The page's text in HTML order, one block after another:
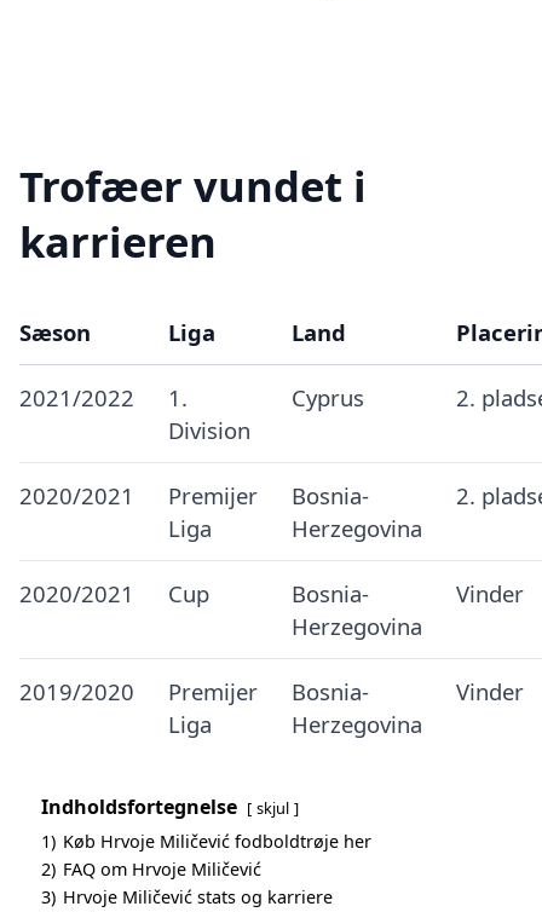
Trofæer vundet i
karrieren
Sæson Liga Land
2021/2022
1.
Division
Cyprus 2.
2020/2021
Premijer
Liga
Bosnia-
Herzegovina
2.
2020/2021 Cup
Bosnia-
Herzegovina
Vinder
2019/2020
Premijer
Liga
Bosnia-
Herzegovina
Vinder
Indholdsfortegnelse skjul
1) Køb Hrvoje Miličević fodboldtrøje her
2) FAQ om Hrvoje Miličević
3) Hrvoje Miličević stats og karriere